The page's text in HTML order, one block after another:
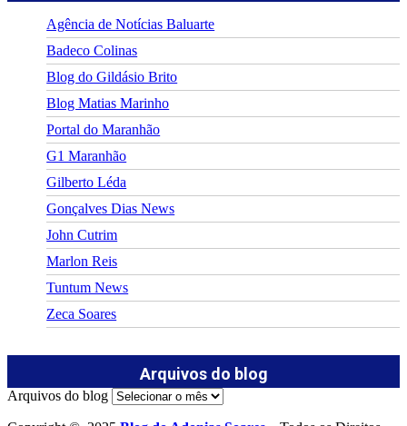
Agência de Notícias Baluarte
Badeco Colinas
Blog do Gildásio Brito
Blog Matias Marinho
Portal do Maranhão
G1 Maranhão
Gilberto Léda
Gonçalves Dias News
John Cutrim
Marlon Reis
Tuntum News
Zeca Soares
Arquivos do blog
Arquivos do blog